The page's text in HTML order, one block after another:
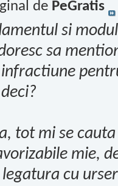
de PeGratis
si
sa
tot mi se
mie,
legatura cu